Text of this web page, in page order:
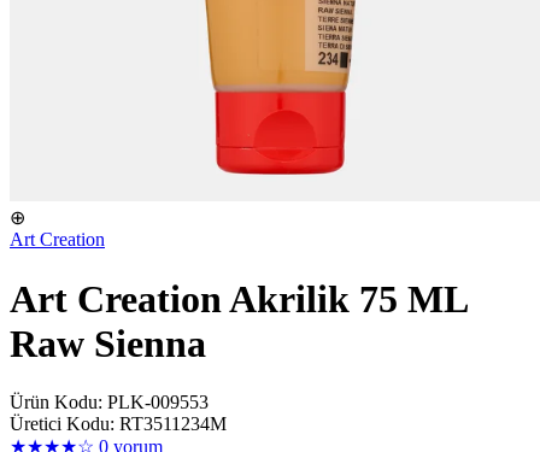
⊕
Art Creation
Art Creation Akrilik 75 ML
Raw Sienna
Ürün Kodu: PLK-009553
Üretici Kodu: RT3511234M
★★★★☆ 0 yorum